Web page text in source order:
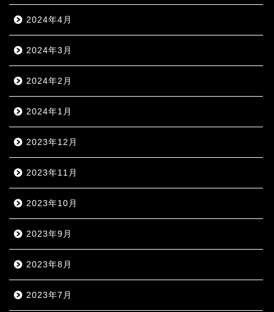
2024年4月
2024年3月
2024年2月
2024年1月
2023年12月
2023年11月
2023年10月
2023年9月
2023年8月
2023年7月